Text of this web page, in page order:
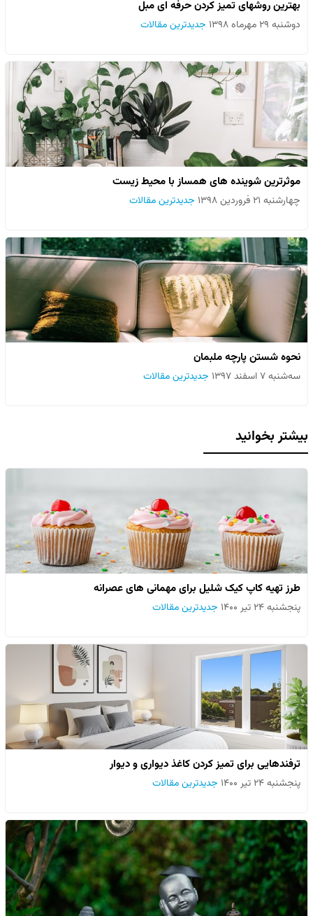
بهترین روشهای تمیز کردن حرفه ای مبل
دوشنبه ۲۹ مهرماه ۱۳۹۸ جدیدترین مقالات
موثرترین شوینده های همساز با محیط زیست
چهارشنبه ۲۱ فروردین ۱۳۹۸ جدیدترین مقالات
نحوه شستن پارچه ملبمان
سه‌شنبه ۷ اسفند ۱۳۹۷ جدیدترین مقالات
بیشتر بخوانید
طرز تهیه کاپ کیک شلیل برای مهمانی های عصرانه
پنجشنبه ۲۴ تیر ۱۴۰۰ جدیدترین مقالات
ترفندهایی برای تمیز کردن کاغذ دیواری و دیوار
پنجشنبه ۲۴ تیر ۱۴۰۰ جدیدترین مقالات